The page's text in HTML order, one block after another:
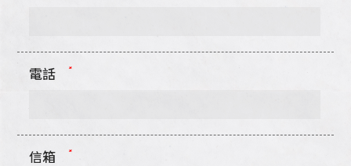
電話
信箱